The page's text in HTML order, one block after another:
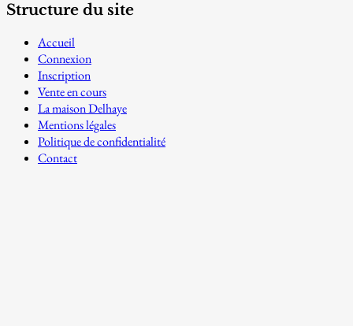
Structure du site
Accueil
Connexion
Inscription
Vente en cours
La maison Delhaye
Mentions légales
Politique de confidentialité
Contact